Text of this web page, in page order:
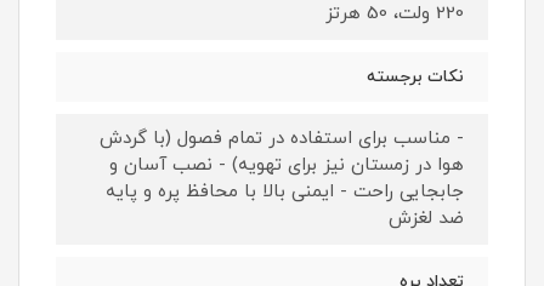
220 ولت، 50 هرتز
نکات برجسته
- مناسب برای استفاده در تمام فصول (با گردش
هوا در زمستان نیز برای تهویه) - نصب آسان و
جابجایی راحت - ایمنی بالا با محافظ پره و پایه
ضد لغزش